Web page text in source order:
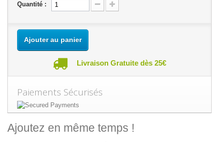
Quantité :
Ajouter au panier
Livraison Gratuite dès 25€
Paiements Sécurisés
Ajoutez en même temps !